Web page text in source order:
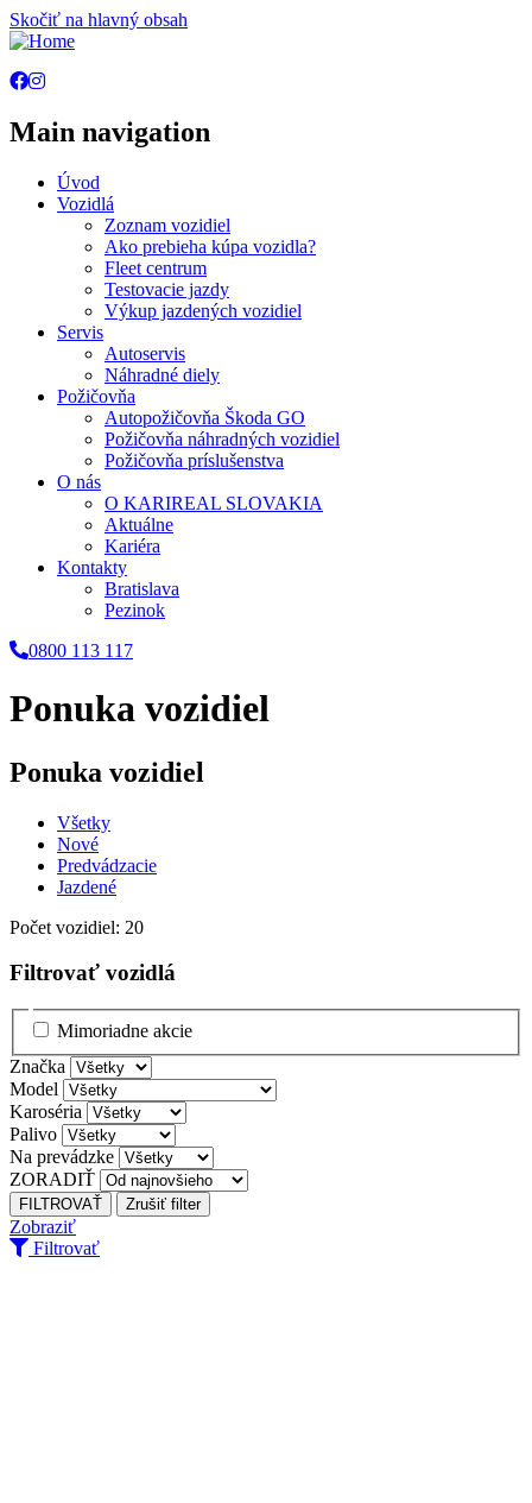
Skočiť na hlavný obsah
Main navigation
Úvod
Vozidlá
Zoznam vozidiel
Ako prebieha kúpa vozidla?
Fleet centrum
Testovacie jazdy
Výkup jazdených vozidiel
Servis
Autoservis
Náhradné diely
Požičovňa
Autopožičovňa Škoda GO
Požičovňa náhradných vozidiel
Požičovňa príslušenstva
O nás
O KARIREAL SLOVAKIA
Aktuálne
Kariéra
Kontakty
Bratislava
Pezinok
0800 113 117
Ponuka vozidiel
Ponuka vozidiel
Všetky
Nové
Predvádzacie
Jazdené
Počet vozidiel: 20
Filtrovať vozidlá
Mimoriadne akcie
Značka
Model
Karoséria
Palivo
Na prevádzke
ZORADIŤ
Zobraziť
Filtrovať